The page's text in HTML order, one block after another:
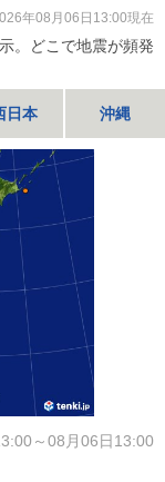
年08月06日13:00現在
。どこで地震が頻発
日本 沖縄
～08月06日13:00